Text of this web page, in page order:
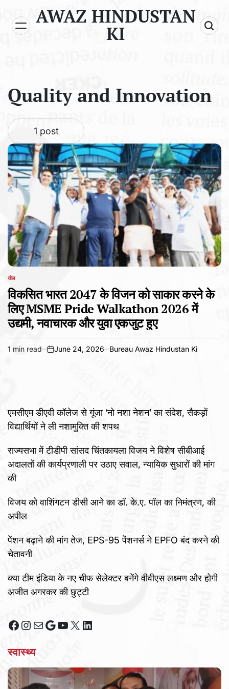
content
AWAZ HINDUSTAN
KI
Quality and Innovation
1 post
POSTED
IN
खेल
विकसित भारत 2047 के विजन को साकार करने के
लिए MSME Pride Walkathon 2026 में
उद्यमी, नवाचारक और युवा एकजुट हुए
Estimated
1 min read
on
June 24, 2026 Bureau Awaz Hindustan Ki
एमसीएम डीएवी कॉलेज से गूंजा ‘नो नशा नेशन’ का संदेश, सैकड़ों
विद्यार्थियों ने ली नशामुक्ति की शपथ
राज्यसभा में टीडीपी सांसद चिंतकायला विजय ने विशेष सीबीआई
अदालतों की कार्यप्रणाली पर उठाए सवाल, न्यायिक सुधारों की मांग
की
विजय को वाशिंगटन डीसी आने का डॉ. के.ए. पॉल का निमंत्रण, की
अपील
पेंशन बढ़ाने की मांग तेज, EPS-95 पेंशनर्स ने EPFO बंद करने की
चेतावनी
क्या टीम इंडिया के नए चीफ सेलेक्टर बनेंगे वीवीएस लक्ष्मण और होगी
अजीत अगरकर की छुट्टी
Facebook
Instagram
MailGoogle
YouTube
X LinkedIn
स्वास्थ्य